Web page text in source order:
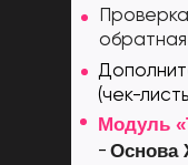
обратная
(чек-
-
Модуль
Основа